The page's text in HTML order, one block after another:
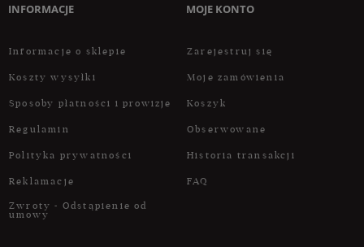
INFORMACJE
Informacje o sklepie
Koszty wysyłki
Sposoby płatności i prowizje
Regulamin
Polityka prywatności
Reklamacje
Zwroty - Odstąpienie od
umowy
MOJE KONTO
Zarejestruj się
Moje zamówienia
Koszyk
Obserwowane
Historia transakcji
FAQ